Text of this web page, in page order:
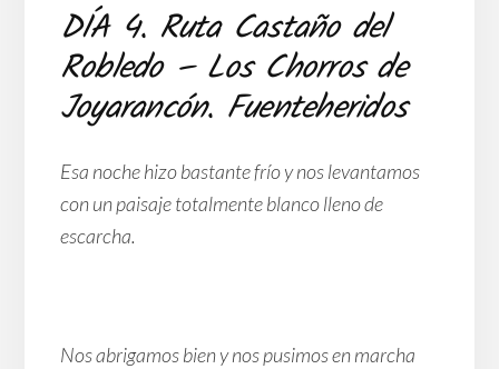
DÍA 4. Ruta Castaño del
Robledo – Los Chorros de
Joyarancón. Fuenteheridos
Esa noche hizo bastante frío y nos levantamos
con un paisaje totalmente blanco lleno de
escarcha.
Nos abrigamos bien y nos pusimos en marcha